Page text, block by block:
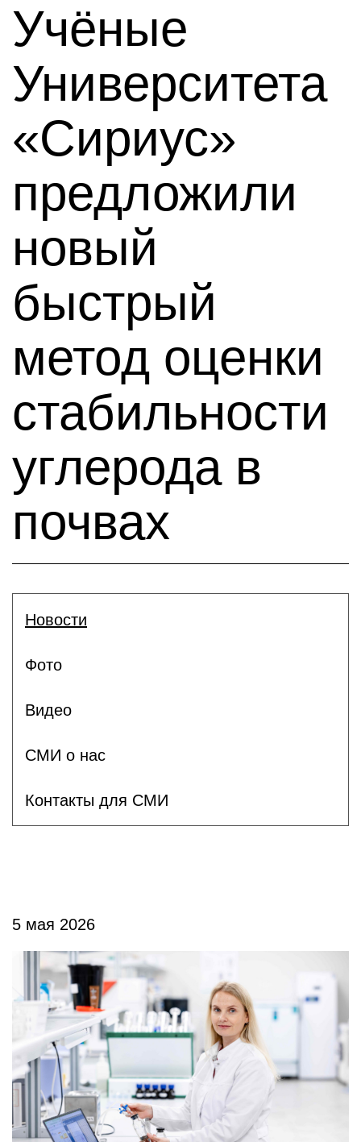
Учёные
Университета
«Сириус»
предложили
новый
быстрый
метод оценки
стабильности
углерода в
почвах
Новости
Фото
Видео
СМИ о нас
Контакты для СМИ
5 мая 2026